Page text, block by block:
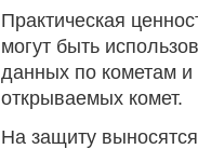
Практическая
могут быть
данных по кометам и
открываемых комет.
На защиту